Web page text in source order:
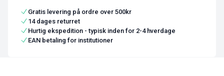
Gratis levering på ordre over 500kr
14 dages returret
Hurtig ekspedition - typisk inden for 2-4 hverdage
EAN betaling for institutioner